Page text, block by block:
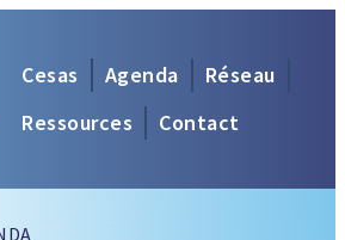
Cesas Agenda
Réseau
Ressources
Contact